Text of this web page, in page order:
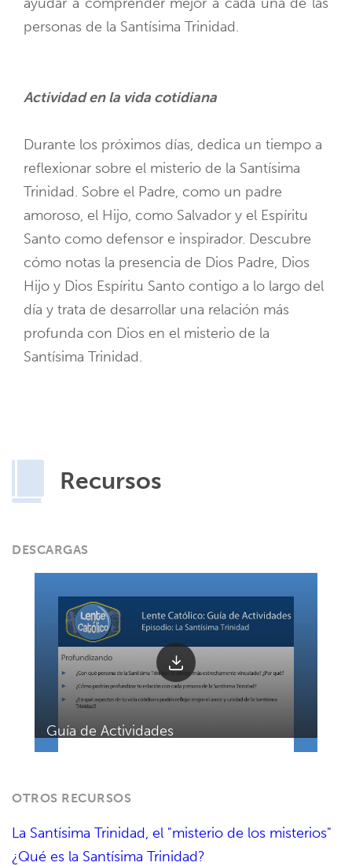
personas de la Santísima Trinidad.
Actividad en la vida cotidiana
Durante los próximos días, dedica un tiempo a
reflexionar sobre el misterio de la Santísima
Trinidad. Sobre el Padre, como un padre
amoroso, el Hijo, como Salvador y el Espíritu
Santo como defensor e inspirador. Descubre
cómo notas la presencia de Dios Padre, Dios
Hijo y Dios Espíritu Santo contigo a lo largo del
día y trata de desarrollar una relación más
profunda con Dios en el misterio de la
Santísima Trinidad.
Recursos
DESCARGAS
Guía de Actividades
OTROS RECURSOS
La Santísima Trinidad, el "misterio de los misterios"
¿Qué es la Santísima Trinidad?